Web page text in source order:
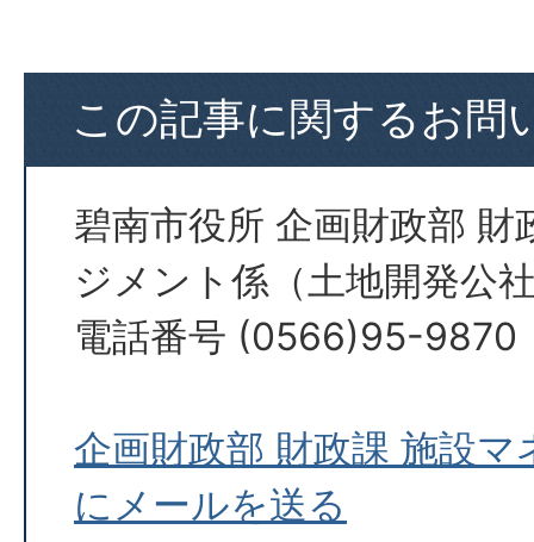
この記事に関するお問
碧南市役所 企画財政部 財
ジメント係（土地開発公
電話番号 (0566)95-9870
企画財政部 財政課 施設マ
にメールを送る